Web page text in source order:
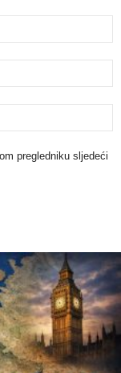
pregledniku sljedeći